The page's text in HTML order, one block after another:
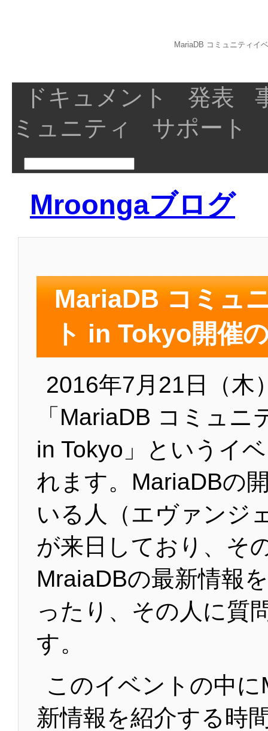
MariaDB コミュニティイ
ドキュメント 発表
ミュニティ
サポート
Mroongaブログ
MariaDB コミュ
ト in Tokyo開催
2016年7月21日（木
「MariaDB コミュニ
in Tokyo」というイ
れます。MariaDBの
いる人（エヴァンジ
が来日しており、そ
MraiaDBの最新情報
ったり、その人に質
す。
このイベントの中
新情報を紹介する時